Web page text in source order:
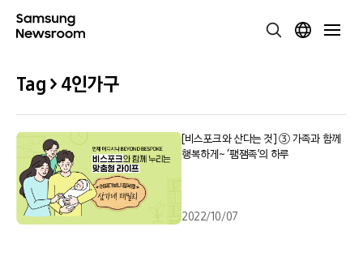
Tag > 4인가구
[비스포크와 산다는 것] ③ 가족과 함께
행복하게~ ‘팸잼족’의 하루
2022/10/07